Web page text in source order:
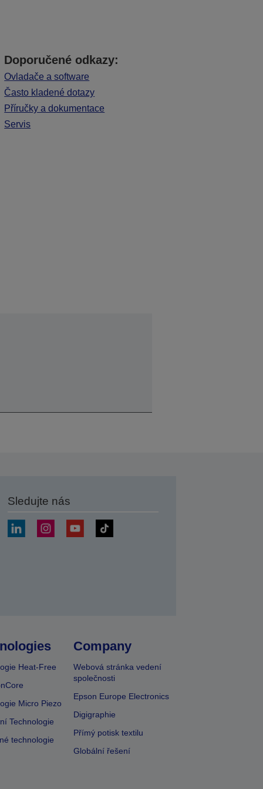
Doporučené odkazy:
Ovladače a software
Často kladené dotazy
Příručky a dokumentace
Servis
Sledujte nás
Heat-Free
Micro Piezo
Technologie
technologie
Company
Webová stránka vedení
společnosti
Epson Europe Electronics
Digigraphie
Přímý potisk textilu
Globální řešení